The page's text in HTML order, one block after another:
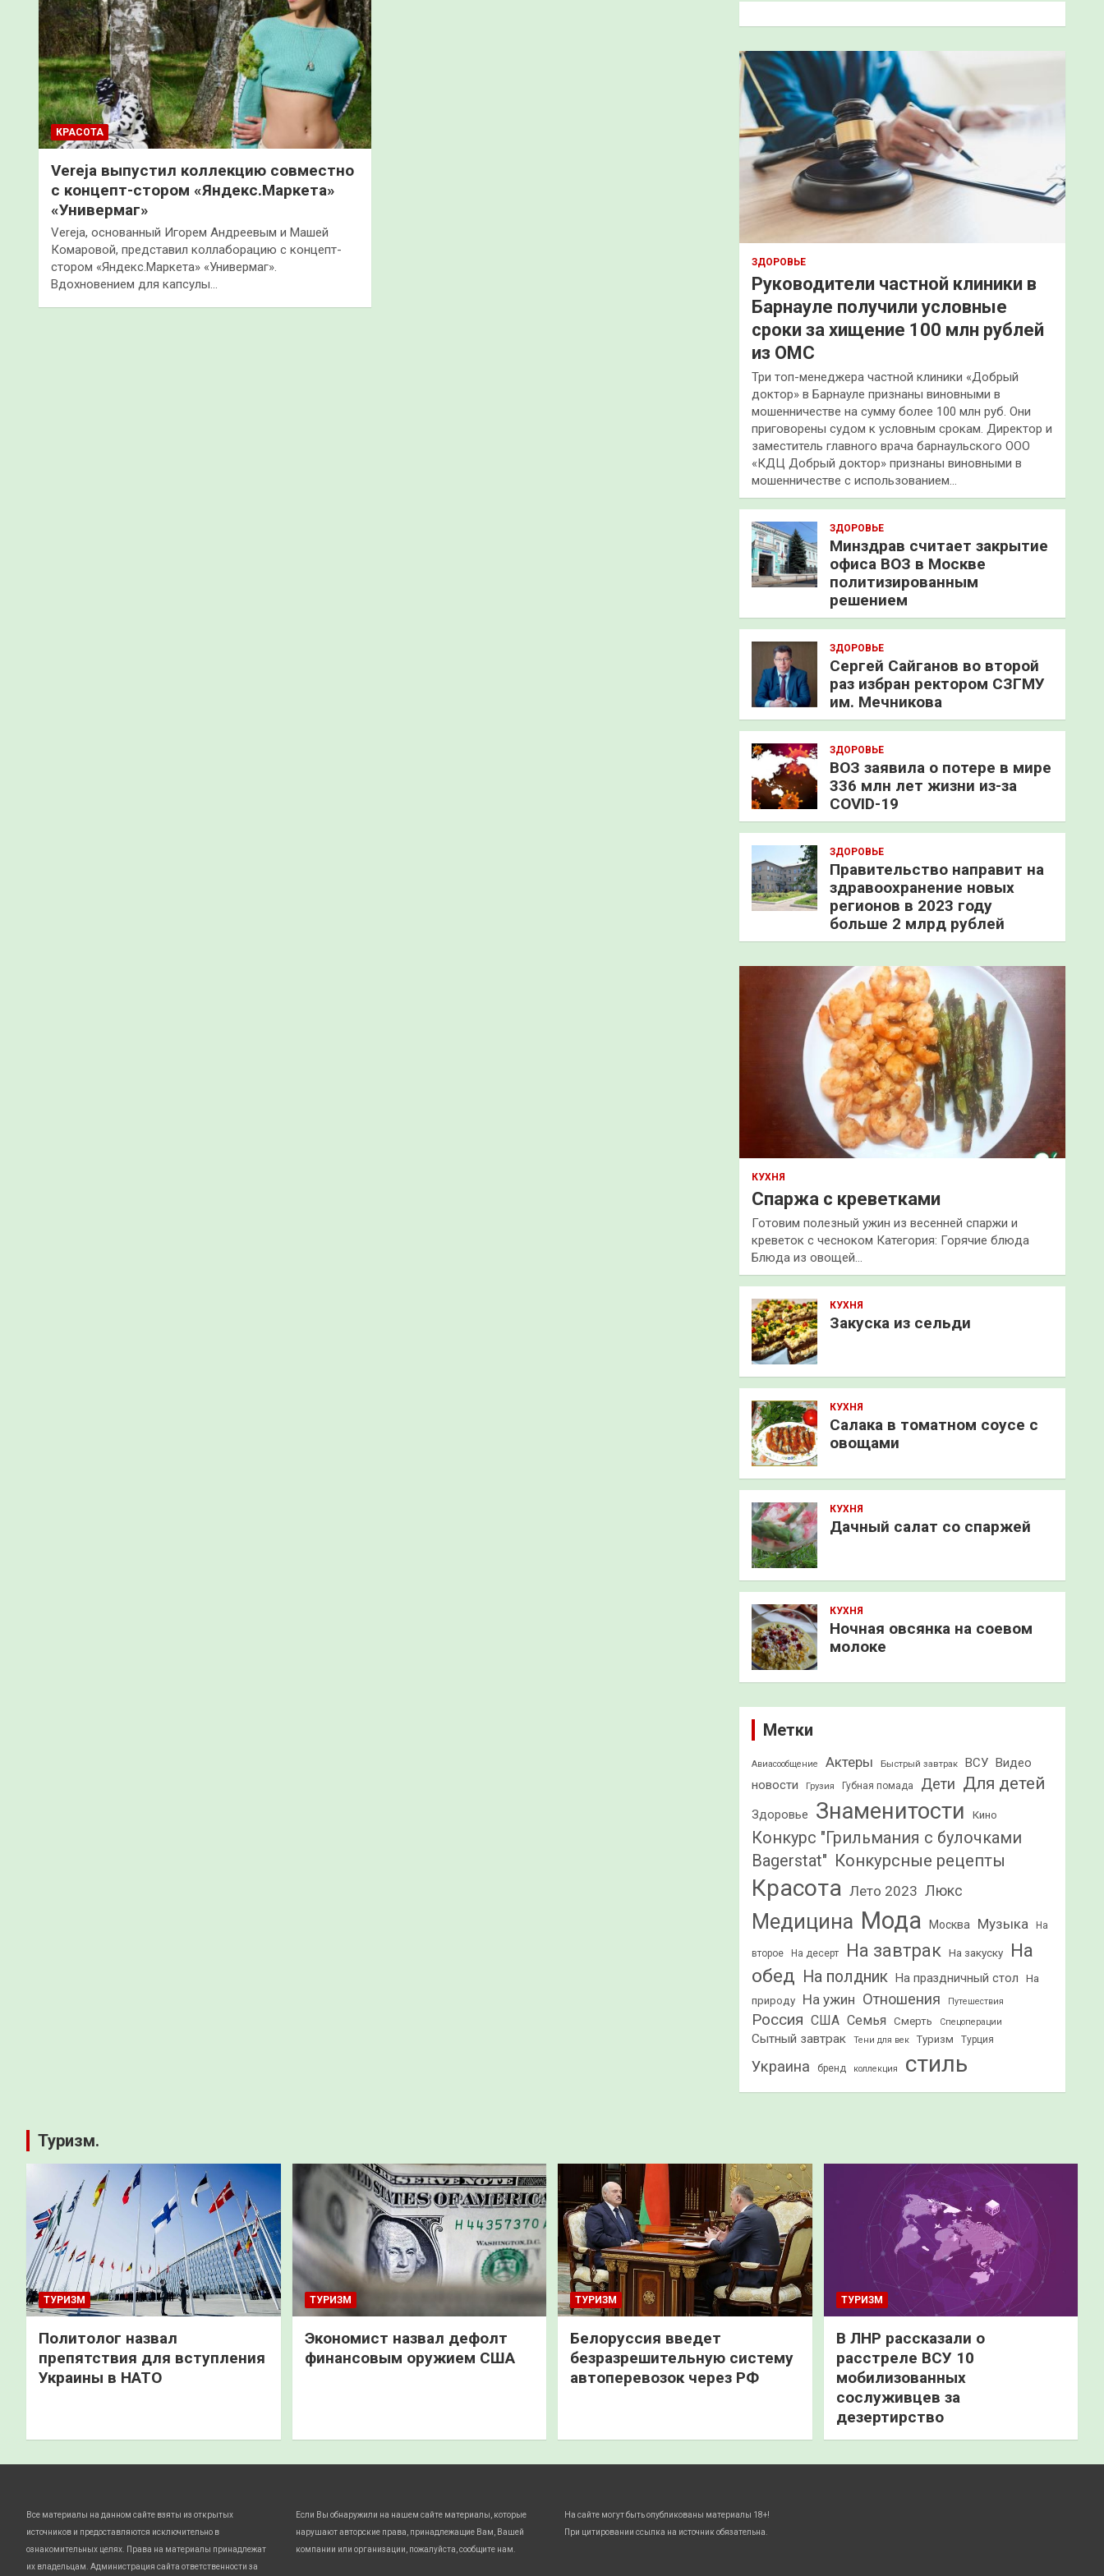
КРАСОТА
Vereja выпустил коллекцию совместно
с концепт-стором «Яндекс.Маркета»
«Универмаг»
Vereja, основанный Игорем Андреевым и Машей
Комаровой, представил коллаборацию с концепт-
стором «Яндекс.Маркета» «Универмаг».
Вдохновением для капсулы…
к
ЗДОРОВЬЕ
Руководители частной клиники в
Барнауле получили условные
сроки за хищение 100 млн рублей
из ОМС
Три топ-менеджера частной клиники «Добрый
доктор» в Барнауле признаны виновными в
мошенничестве на сумму более 100 млн руб. Они
приговорены судом к условным срокам. Директор и
заместитель главного врача барнаульского ООО
«КДЦ Добрый доктор» признаны виновными в
мошенничестве с использованием…
ЗДОРОВЬЕ
Минздрав считает закрытие
офиса ВОЗ в Москве
политизированным
решением
ЗДОРОВЬЕ
Сергей Сайганов во второй
раз избран ректором СЗГМУ
им. Мечникова
ЗДОРОВЬЕ
ВОЗ заявила о потере в мире
336 млн лет жизни из-за
COVID-19
ЗДОРОВЬЕ
Правительство направит на
здравоохранение новых
регионов в 2023 году
больше 2 млрд рублей
КУХНЯ
Спаржа с креветками
Готовим полезный ужин из весенней спаржи и
креветок с чесноком Категория: Горячие блюда
Блюда из овощей…
КУХНЯ
Закуска из сельди
КУХНЯ
Салака в томатном соусе с
овощами
КУХНЯ
Дачный салат со спаржей
КУХНЯ
Ночная овсянка на соевом
молоке
Метки
Авиасообщение Актеры Быстрый завтрак ВСУ Видео
новости
Грузия Губная помада Дети Для детей
Здоровье Знаменитости Кино
Конкурс "Грильмания с булочками
Bagerstat" Конкурсные рецепты
Красота Лето 2023 Люкс
Медицина Мода Москва Музыка На
второе На десерт На завтрак На закуску
На
обед На полдник На праздничный стол
На
природу
На ужин Отношения Путешествия
Россия США Семья Смерть Спецоперации
Сытный завтрак Тени для век Туризм Турция
Украина бренд коллекция стиль
Туризм.
ТУРИЗМ
Политолог назвал
препятствия для вступления
Украины в НАТО
ТУРИЗМ
Экономист назвал дефолт
финансовым оружием США
ТУРИЗМ
Белоруссия введет
безразрешительную систему
автоперевозок через РФ
ТУРИЗМ
В ЛНР рассказали о
расстреле ВСУ 10
мобилизованных
сослуживцев за
дезертирство
Все материалы на данном сайте взяты из открытых
источников и предоставляются исключительно в
ознакомительных целях. Права на материалы принадлежат
их владельцам. Администрация сайта ответственности за
Если Вы обнаружили на нашем сайте материалы, которые
нарушают авторские права, принадлежащие Вам, Вашей
компании или организации, пожалуйста, сообщите нам.
На сайте могут быть опубликованы материалы 18+!
При цитировании ссылка на источник обязательна.